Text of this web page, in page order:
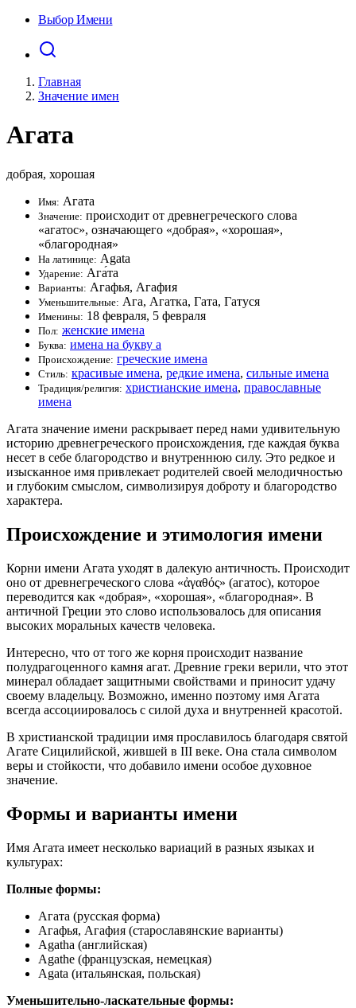
Выбор Имени
Главная
Значение имен
Агата
добрая, хорошая
Имя: Агата
Значение: происходит от древнегреческого слова
«агатос», означающего «добрая», «хорошая»,
«благородная»
На латинице: Agata
Ударение: Ага́та
Варианты: Агафья, Агафия
Уменьшительные: Ага, Агатка, Гата, Гатуся
Именины: 18 февраля, 5 февраля
Пол: женские имена
Буква: имена на букву а
Происхождение: греческие имена
Стиль: красивые имена, редкие имена, сильные имена
Традиция/религия: христианские имена, православные
имена
Агата значение имени раскрывает перед нами удивительную
историю древнегреческого происхождения, где каждая буква
несет в себе благородство и внутреннюю силу. Это редкое и
изысканное имя привлекает родителей своей мелодичностью
и глубоким смыслом, символизируя доброту и благородство
характера.
Происхождение и этимология имени
Корни имени Агата уходят в далекую античность. Происходит
оно от древнегреческого слова «ἀγαθός» (агатос), которое
переводится как «добрая», «хорошая», «благородная». В
античной Греции это слово использовалось для описания
высоких моральных качеств человека.
Интересно, что от того же корня происходит название
полудрагоценного камня агат. Древние греки верили, что этот
минерал обладает защитными свойствами и приносит удачу
своему владельцу. Возможно, именно поэтому имя Агата
всегда ассоциировалось с силой духа и внутренней красотой.
В христианской традиции имя прославилось благодаря святой
Агате Сицилийской, жившей в III веке. Она стала символом
веры и стойкости, что добавило имени особое духовное
значение.
Формы и варианты имени
Имя Агата имеет несколько вариаций в разных языках и
культурах:
Полные формы:
Агата (русская форма)
Агафья, Агафия (старославянские варианты)
Agatha (английская)
Agathe (французская, немецкая)
Agata (итальянская, польская)
Уменьшительно-ласкательные формы: